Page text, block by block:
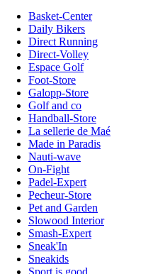
Basket-Center
Daily Bikers
Direct Running
Direct-Volley
Espace Golf
Foot-Store
Galopp-Store
Golf and co
Handball-Store
La sellerie de Maé
Made in Paradis
Nauti-wave
On-Fight
Padel-Expert
Pecheur-Store
Pet and Garden
Slowood Interior
Smash-Expert
Sneak'In
Sneakids